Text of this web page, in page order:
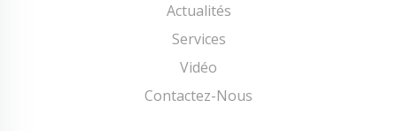
Actualités
Services
Vidéo
Contactez-Nous